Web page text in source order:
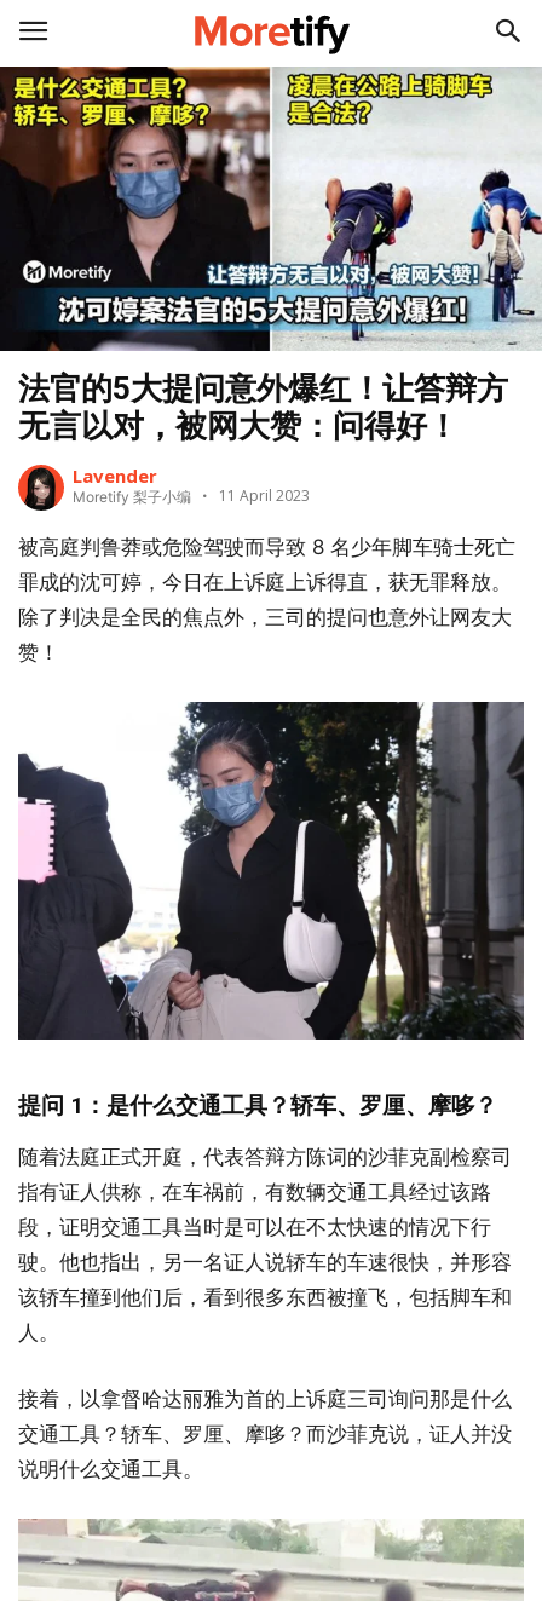
法官的5大提问意外爆红！让答辩方
无言以对，被网大赞：问得好！
Lavender
Moretify 梨子小编 11 April 2023
被高庭判鲁莽或危险驾驶而导致 8 名少年脚车骑士死亡
罪成的沈可婷，今日在上诉庭上诉得直，获无罪释放。
除了判决是全民的焦点外，三司的提问也意外让网友大
赞！
提问 1：是什么交通工具？轿车、罗厘、摩哆？
随着法庭正式开庭，代表答辩方陈词的沙菲克副检察司
指有证人供称，在车祸前，有数辆交通工具经过该路
段，证明交通工具当时是可以在不太快速的情况下行
驶。他也指出，另一名证人说轿车的车速很快，并形容
该轿车撞到他们后，看到很多东西被撞飞，包括脚车和
人。
接着，以拿督哈达丽雅为首的上诉庭三司询问那是什么
交通工具？轿车、罗厘、摩哆？而沙菲克说，证人并没
说明什么交通工具。